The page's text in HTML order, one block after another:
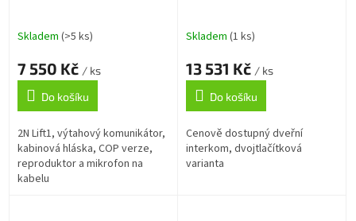
Skladem (>5 ks)
7 550 Kč / ks
Do košíku
2N Lift1, výtahový komunikátor,
kabinová hláska, COP verze,
reproduktor a mikrofon na
kabelu
Skladem (1 ks)
13 531 Kč / ks
Do košíku
Cenově dostupný dveřní
interkom, dvojtlačítková
varianta